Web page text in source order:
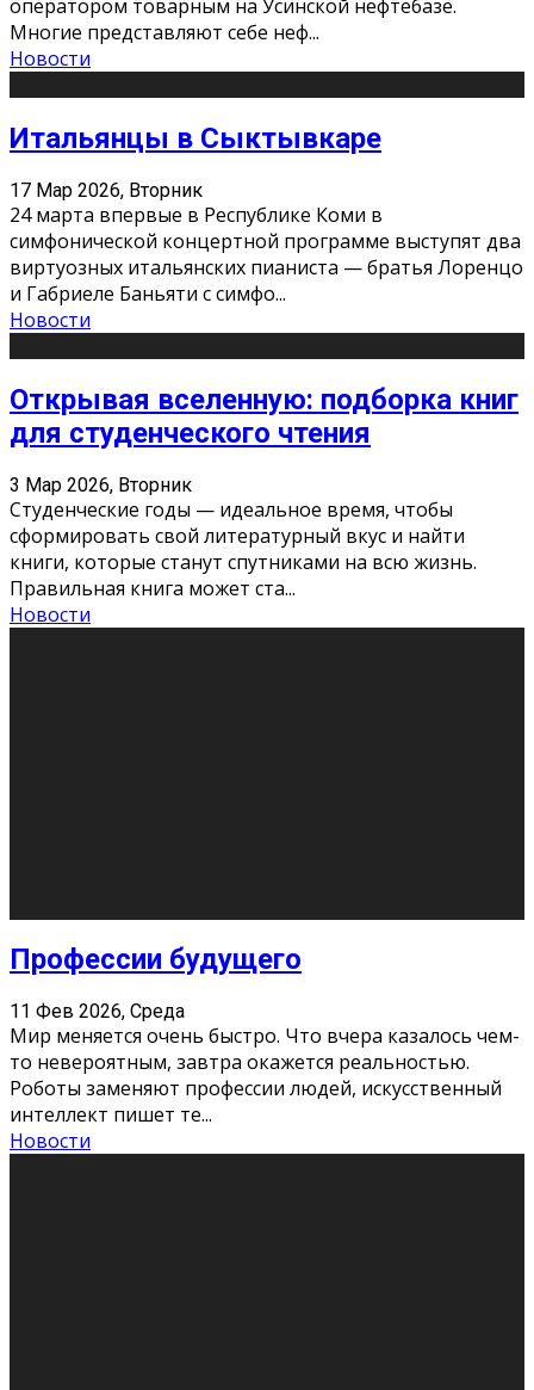
оператором товарным на Усинской нефтебазе.
Многие представляют себе неф...
Новости
Итальянцы в Сыктывкаре
17 Мар 2026, Вторник
24 марта впервые в Республике Коми в
симфонической концертной программе выступят два
виртуозных итальянских пианиста — братья Лоренцо
и Габриеле Баньяти с симфо...
Новости
Открывая вселенную: подборка книг
для студенческого чтения
3 Мар 2026, Вторник
Студенческие годы — идеальное время, чтобы
сформировать свой литературный вкус и найти
книги, которые станут спутниками на всю жизнь.
Правильная книга может ста...
Новости
Как бороться со стрессом
11 Фев 2026, Среда
Стресс – нормальная реакция организма, когда
факторов, воздействующих на твой организм
больше, чем ресурсов. Есть советы, как бороться со
стрессовым состояни
Новости